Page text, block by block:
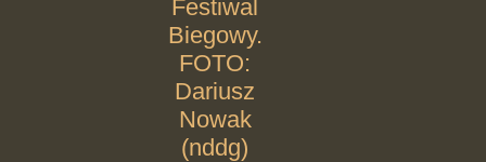
Festiwal
Biegowy.
FOTO:
Dariusz
Nowak
(nddg)